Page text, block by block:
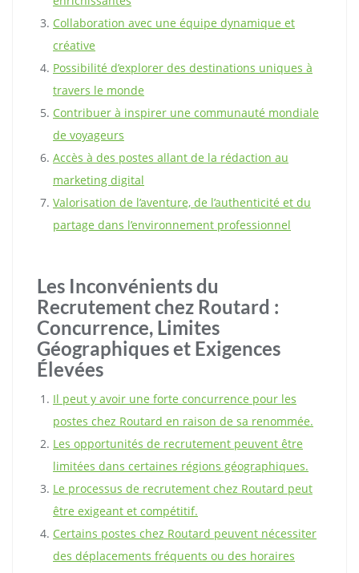
Collaboration avec une équipe dynamique et
créative
Possibilité d’explorer des destinations uniques à
travers le monde
Contribuer à inspirer une communauté mondiale
de voyageurs
Accès à des postes allant de la rédaction au
marketing digital
Valorisation de l’aventure, de l’authenticité et du
partage dans l’environnement professionnel
Les Inconvénients du
Recrutement chez Routard :
Concurrence, Limites
Géographiques et Exigences
Élevées
Il peut y avoir une forte concurrence pour les
postes chez Routard en raison de sa renommée.
Les opportunités de recrutement peuvent être
limitées dans certaines régions géographiques.
Le processus de recrutement chez Routard peut
être exigeant et compétitif.
Certains postes chez Routard peuvent nécessiter
des déplacements fréquents ou des horaires